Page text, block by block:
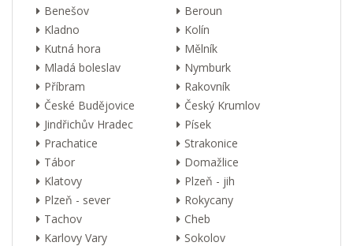
Benešov
Beroun
Kladno
Kolín
Kutná hora
Mělník
Mladá boleslav
Nymburk
Příbram
Rakovník
České Budějovice
Český Krumlov
Jindřichův Hradec
Písek
Prachatice
Strakonice
Tábor
Domažlice
Klatovy
Plzeň - jih
Plzeň - sever
Rokycany
Tachov
Cheb
Karlovy Vary
Sokolov